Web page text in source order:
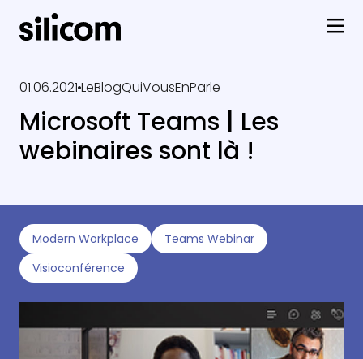
01.06.2021 LeBlogQuiVousEnParle
Microsoft Teams | Les
webinaires sont là !
Modern Workplace
Teams Webinar
Visioconférence